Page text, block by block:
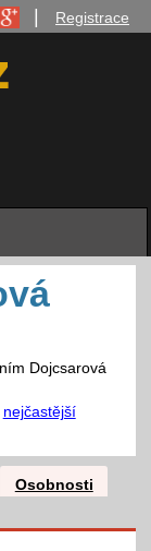
Registrace
Dojcsarová
nejčastější
Osobnosti